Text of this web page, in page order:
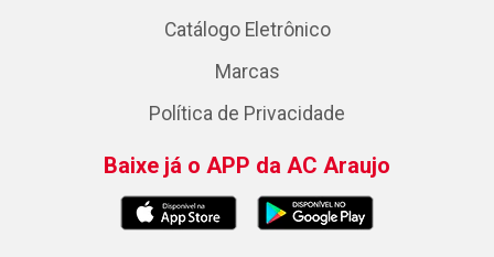
Catálogo Eletrônico
Marcas
Política de Privacidade
Baixe já o APP da AC Araujo